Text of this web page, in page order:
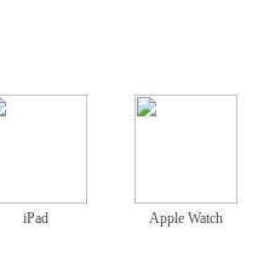
iPad Apple Watch